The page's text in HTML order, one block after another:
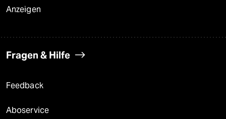
Anzeigen
Fragen & Hilfe
Feedback
Aboservice